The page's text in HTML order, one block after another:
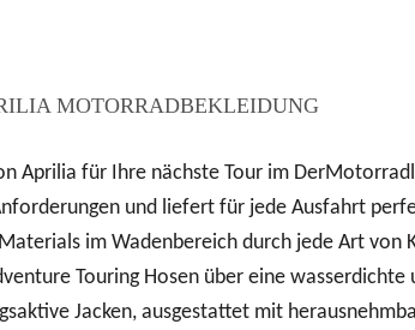
MOTORRADBEKLEIDUNG
Aprilia für Ihre nächste Tour im
und liefert für jede Ausfahrt
im Wadenbereich durch jede Art von
Touring Hosen über eine
Jacken, ausgestattet mit